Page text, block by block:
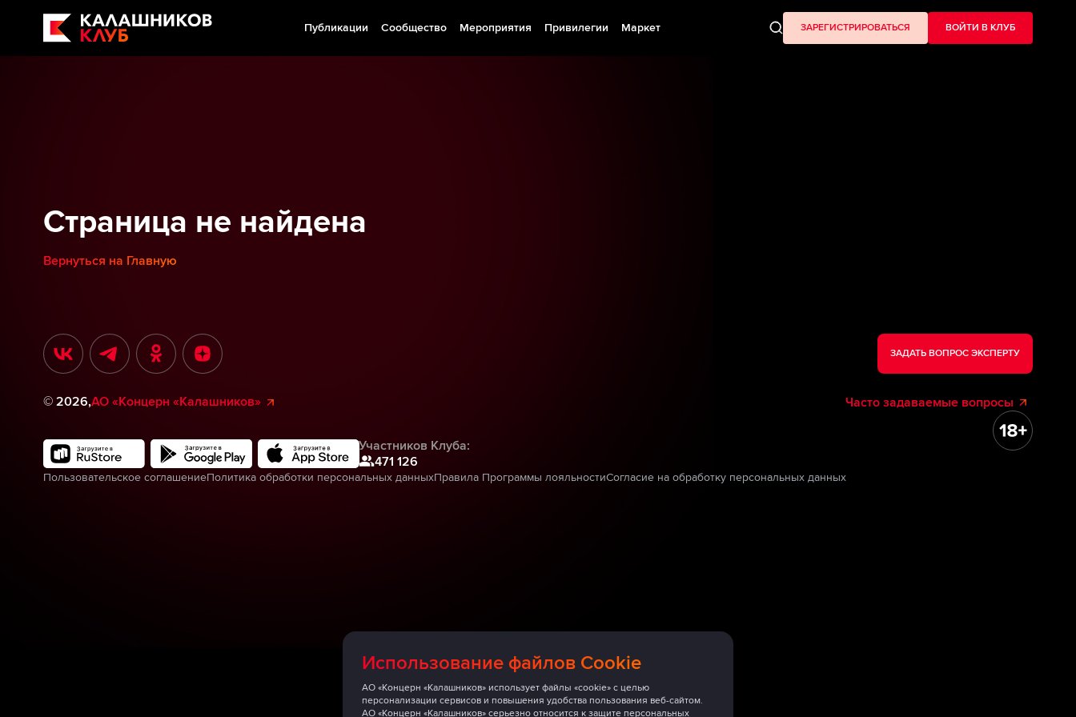
Публикации Сообщество Мероприятия Привилегии Маркет ЗАРЕГИСТРИРОВАТЬСЯ ВОЙТИ В КЛУБ
Использование файлов Cookie
АО «Концерн «Калашников» использует файлы «cookie» с целью
персонализации сервисов и повышения удобства пользования веб-сайтом.
АО «Концерн «Калашников» серьезно относится к защите персональных
Страница не найдена
Вернуться на Главную
ЗАДАТЬ ВОПРОС ЭКСПЕРТУ
© 2026,АО «Концерн «Калашников» Часто задаваемые вопросы
Участников Клуба:
471 126
Пользовательское соглашениеПолитика обработки персональных данныхПравила Программы лояльностиСогласие на обработку персональных данных